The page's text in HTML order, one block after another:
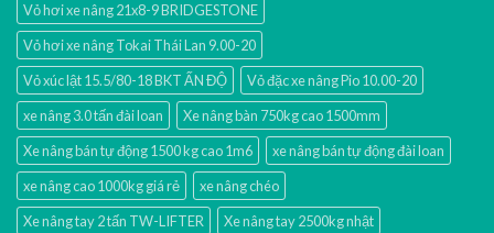
Vỏ hơi xe nâng 21x8-9 BRIDGESTONE
Vỏ hơi xe nâng Tokai Thái Lan 9.00-20
Vỏ xúc lật 15.5/80-18 BKT ẤN ĐỘ
Vỏ đặc xe nâng Pio 10.00-20
xe nâng 3.0 tấn đài loan
Xe nâng bàn 750kg cao 1500mm
Xe nâng bán tự động 1500 kg cao 1m6
xe nâng bán tự động đài loan
xe nâng cao 1000kg giá rẻ
xe nâng chéo
Xe nâng tay 2 tấn TW-LIFTER
Xe nâng tay 2500kg nhật